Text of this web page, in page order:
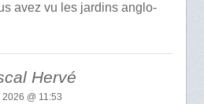
avez vu les jardins anglo-
Hervé
@ 11:53